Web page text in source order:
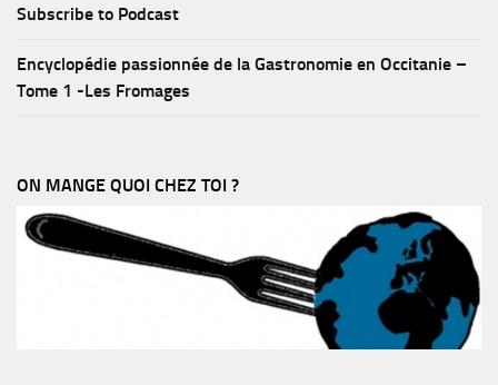
Subscribe to Podcast
Encyclopédie passionnée de la Gastronomie en Occitanie –
Tome 1 -Les Fromages
ON MANGE QUOI CHEZ TOI ?